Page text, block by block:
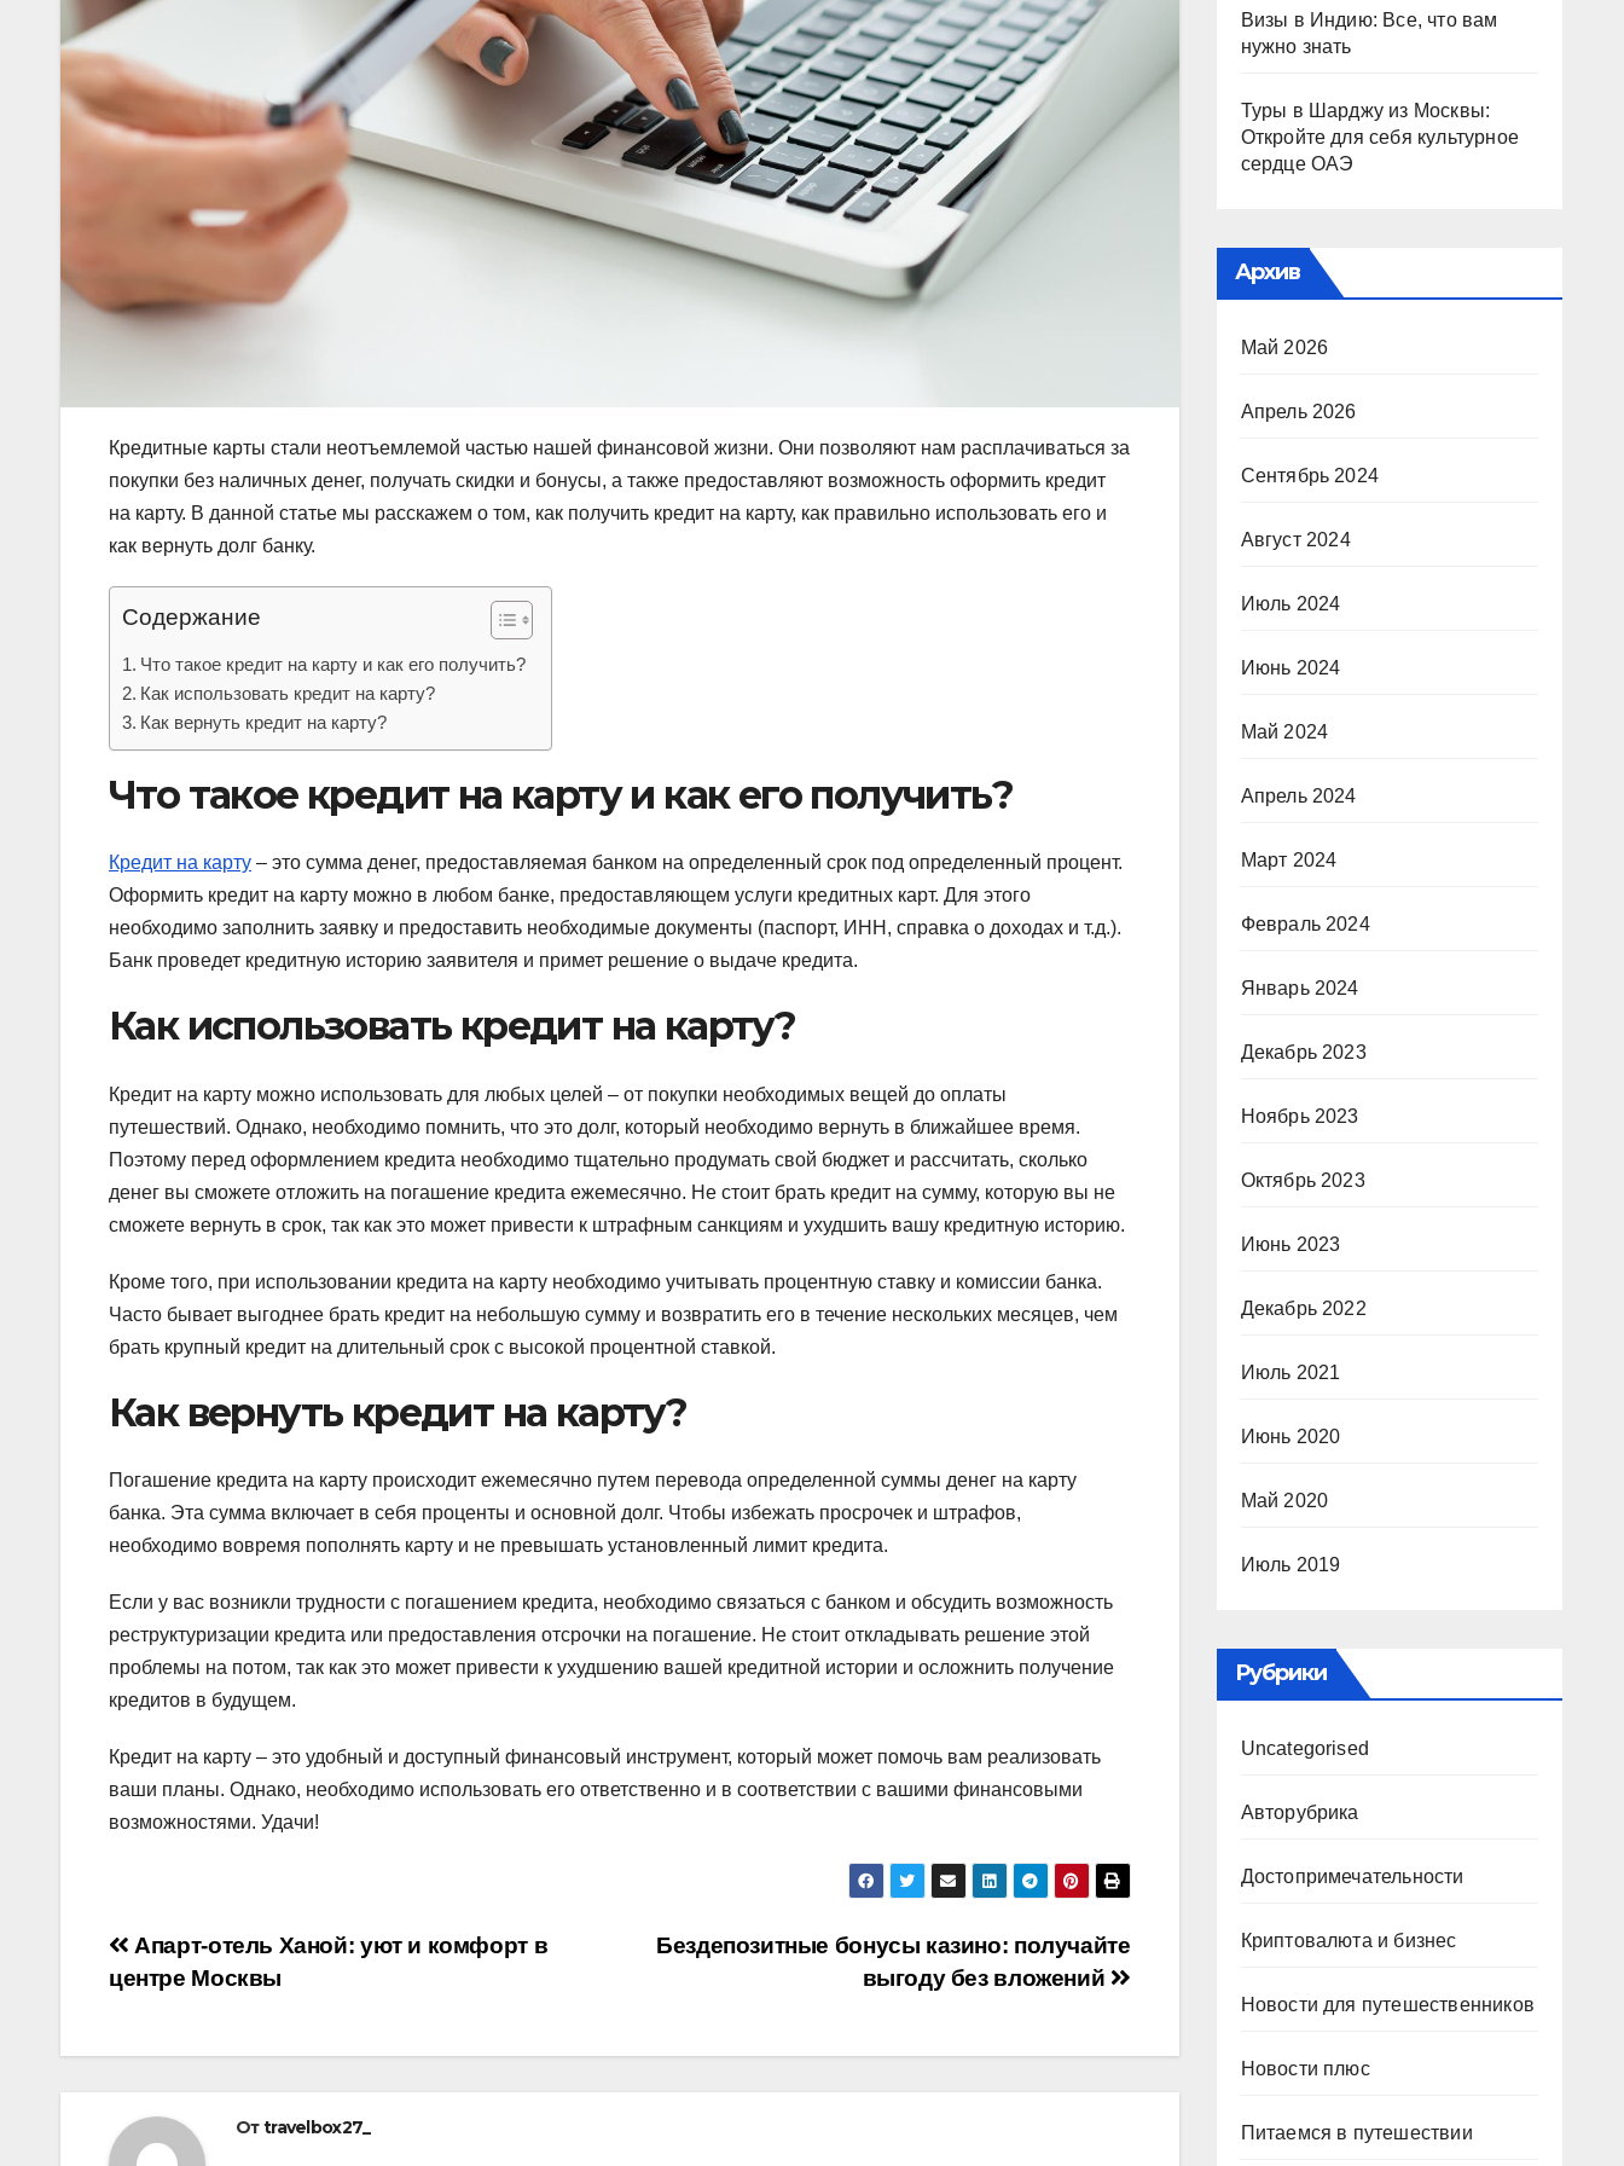
Кредитные карты стали неотъемлемой частью нашей финансовой жизни. Они позволяют нам расплачиваться за
покупки без наличных денег, получать скидки и бонусы, а также предоставляют возможность оформить кредит
на карту. В данной статье мы расскажем о том, как получить кредит на карту, как правильно использовать его и
как вернуть долг банку.
Содержание
Что такое кредит на карту и как его получить?
Как использовать кредит на карту?
Как вернуть кредит на карту?
Что такое кредит на карту и как его получить?
Кредит на карту – это сумма денег, предоставляемая банком на определенный срок под определенный процент.
Оформить кредит на карту можно в любом банке, предоставляющем услуги кредитных карт. Для этого
необходимо заполнить заявку и предоставить необходимые документы (паспорт, ИНН, справка о доходах и т.д.).
Банк проведет кредитную историю заявителя и примет решение о выдаче кредита.
Как использовать кредит на карту?
Кредит на карту можно использовать для любых целей – от покупки необходимых вещей до оплаты
путешествий. Однако, необходимо помнить, что это долг, который необходимо вернуть в ближайшее время.
Поэтому перед оформлением кредита необходимо тщательно продумать свой бюджет и рассчитать, сколько
денег вы сможете отложить на погашение кредита ежемесячно. Не стоит брать кредит на сумму, которую вы не
сможете вернуть в срок, так как это может привести к штрафным санкциям и ухудшить вашу кредитную историю.
Кроме того, при использовании кредита на карту необходимо учитывать процентную ставку и комиссии банка.
Часто бывает выгоднее брать кредит на небольшую сумму и возвратить его в течение нескольких месяцев, чем
брать крупный кредит на длительный срок с высокой процентной ставкой.
Как вернуть кредит на карту?
Погашение кредита на карту происходит ежемесячно путем перевода определенной суммы денег на карту
банка. Эта сумма включает в себя проценты и основной долг. Чтобы избежать просрочек и штрафов,
необходимо вовремя пополнять карту и не превышать установленный лимит кредита.
Если у вас возникли трудности с погашением кредита, необходимо связаться с банком и обсудить возможность
реструктуризации кредита или предоставления отсрочки на погашение. Не стоит откладывать решение этой
проблемы на потом, так как это может привести к ухудшению вашей кредитной истории и осложнить получение
кредитов в будущем.
Кредит на карту – это удобный и доступный финансовый инструмент, который может помочь вам реализовать
ваши планы. Однако, необходимо использовать его ответственно и в соответствии с вашими финансовыми
возможностями. Удачи!
Навигация
по
записям
Бездепозитные бонусы казино: получайте
выгоду без вложений
Апарт-отель Ханой: уют и комфорт в
центре Москвы
Отtravelbox27_
Визы в Индию: Все, что вам
нужно знать
Туры в Шарджу из Москвы:
Откройте для себя культурное
сердце ОАЭ
Архив
Май 2026
Апрель 2026
Сентябрь 2024
Август 2024
Июль 2024
Июнь 2024
Май 2024
Апрель 2024
Март 2024
Февраль 2024
Январь 2024
Декабрь 2023
Ноябрь 2023
Октябрь 2023
Июнь 2023
Декабрь 2022
Июль 2021
Июнь 2020
Май 2020
Июль 2019
Рубрики
Uncategorised
Авторубрика
Достопримечательности
Криптовалюта и бизнес
Новости для путешественников
Новости плюс
Питаемся в путешествии